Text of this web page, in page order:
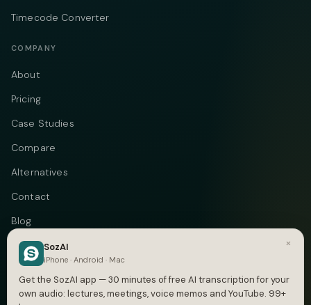
Timecode Converter
COMPANY
About
Pricing
Case Studies
Compare
Alternatives
Contact
Blog
Privacy
Terms
×
SozAI
iPhone · Android · Mac
Get the SozAI app — 30 minutes of free AI transcription for your
own audio: lectures, meetings, voice memos and YouTube. 99+